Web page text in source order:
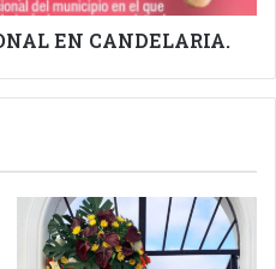
EN CANDELARIA.